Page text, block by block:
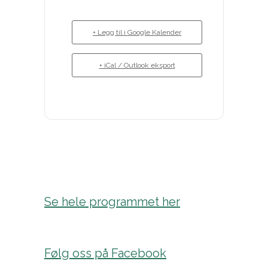
+ Legg til i Google Kalender
+ iCal / Outlook eksport
Se hele programmet her
Følg oss på Facebook